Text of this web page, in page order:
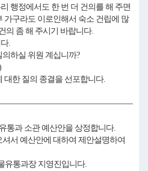
행정에서도 한 번 더 건의를 해 주면
가구라도 이로인해서 숙소 건립에 많
의 좀 해 주시기 바랍니다.
.
의하실 위원 계십니까?
대한 질의 종결을 선포합니다.
통과 소관 예산안을 상정합니다.
서 예산안에 대하여 제안설명하여
유통과장 지영진입니다.